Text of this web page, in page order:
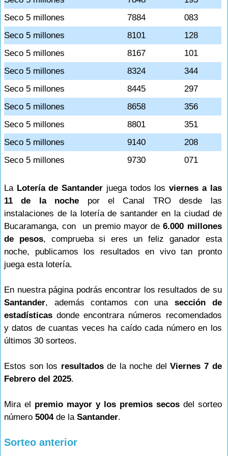
Seco 5 millones
7884
083
Seco 5 millones
8101
128
Seco 5 millones
8167
101
Seco 5 millones
8324
344
Seco 5 millones
8445
297
Seco 5 millones
8658
356
Seco 5 millones
8801
351
Seco 5 millones
9140
208
Seco 5 millones
9730 071
La Lotería de Santander juega todos losviernes a las
11 de la noche por el Canal TRO desde las
instalaciones de la lotería de santander en la ciudad de
Bucaramanga, con un premio mayor de6.000 millones
de pesos, comprueba si eres un feliz ganador esta
noche, publicamos los resultados en vivo tan pronto
juega esta lotería.
En nuestra página podrás encontrar los resultados de su
Santander, además contamos con una sección de
estadísticas donde encontrara números recomendados
y datos de cuantas veces ha caído cada número en los
últimos 30 sorteos.
Estos son los resultadosde la noche delViernes 7 de
Febrero del 2025.
Mira el premio mayor y los premios secosdel sorteo
número 5004de la Santander.
Sorteo anterior